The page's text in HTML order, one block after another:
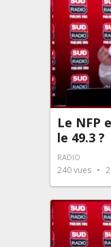
Le NFP
le 49.3 ?
RADIO
240vues